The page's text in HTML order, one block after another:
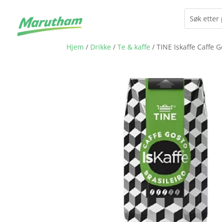
Hjem / Drikke /Te & kaffe / TINE Iskaffe Caffe